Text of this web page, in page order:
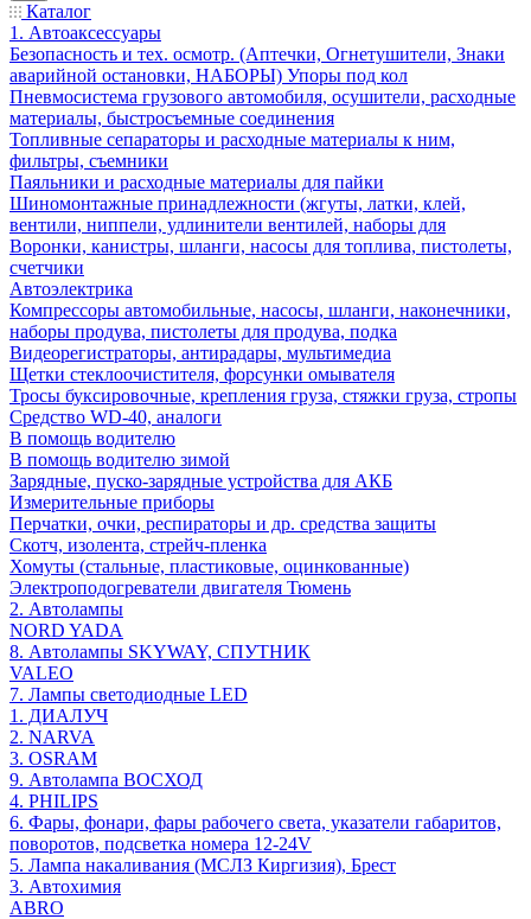
Каталог
1. Автоаксессуары
Безопасность и тех. осмотр. (Аптечки, Огнетушители, Знаки
аварийной остановки, НАБОРЫ) Упоры под кол
Пневмосистема грузового автомобиля, осушители, расходные
материалы, быстросъемные соединения
Топливные сепараторы и расходные материалы к ним,
фильтры, съемники
Паяльники и расходные материалы для пайки
Шиномонтажные принадлежности (жгуты, латки, клей,
вентили, ниппели, удлинители вентилей, наборы для
Воронки, канистры, шланги, насосы для топлива, пистолеты,
счетчики
Автоэлектрика
Компрессоры автомобильные, насосы, шланги, наконечники,
наборы продува, пистолеты для продува, подка
Видеорегистраторы, антирадары, мультимедиа
Щетки стеклоочистителя, форсунки омывателя
Тросы буксировочные, крепления груза, стяжки груза, стропы
Средство WD-40, аналоги
В помощь водителю
В помощь водителю зимой
Зарядные, пуско-зарядные устройства для АКБ
Измерительные приборы
Перчатки, очки, респираторы и др. средства защиты
Скотч, изолента, стрейч-пленка
Хомуты (стальные, пластиковые, оцинкованные)
Электроподогреватели двигателя Тюмень
2. Автолампы
NORD YADA
8. Автолампы SKYWAY, СПУТНИК
VALEO
7. Лампы светодиодные LED
1. ДИАЛУЧ
2. NARVA
3. OSRAM
9. Автолампа ВОСХОД
4. PHILIPS
6. Фары, фонари, фары рабочего света, указатели габаритов,
поворотов, подсветка номера 12-24V
5. Лампа накаливания (МСЛЗ Киргизия), Брест
3. Автохимия
ABRO